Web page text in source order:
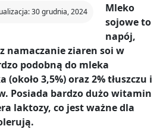
30 grudnia, 2024
Mleko
sojowe to
napój,
namaczanie ziaren soi w
podobną do mleka
(około 3,5%) oraz 2% tłuszczu i
Posiada bardzo dużo witamin
laktozy, co jest ważne dla